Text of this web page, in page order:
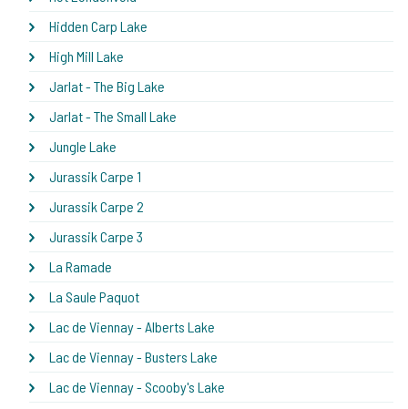
Hidden Carp Lake
High Mill Lake
Jarlat - The Big Lake
Jarlat - The Small Lake
Jungle Lake
Jurassik Carpe 1
Jurassik Carpe 2
Jurassik Carpe 3
La Ramade
La Saule Paquot
Lac de Viennay - Alberts Lake
Lac de Viennay - Busters Lake
Lac de Viennay - Scooby's Lake